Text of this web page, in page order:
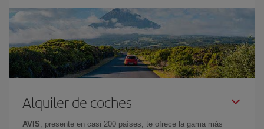
Alquiler de coches
AVIS , presente en casi 200 países, te ofrece la gama más